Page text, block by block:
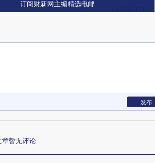
订阅财新网主编精选电邮
发布
章暂无评论